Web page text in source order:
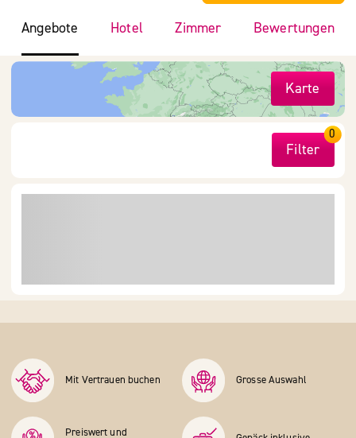
Angebote Hotel Zimmer Bewertungen
Karte
Filter
0
Mit Vertrauen buchen Grosse Auswahl
Preiswert und